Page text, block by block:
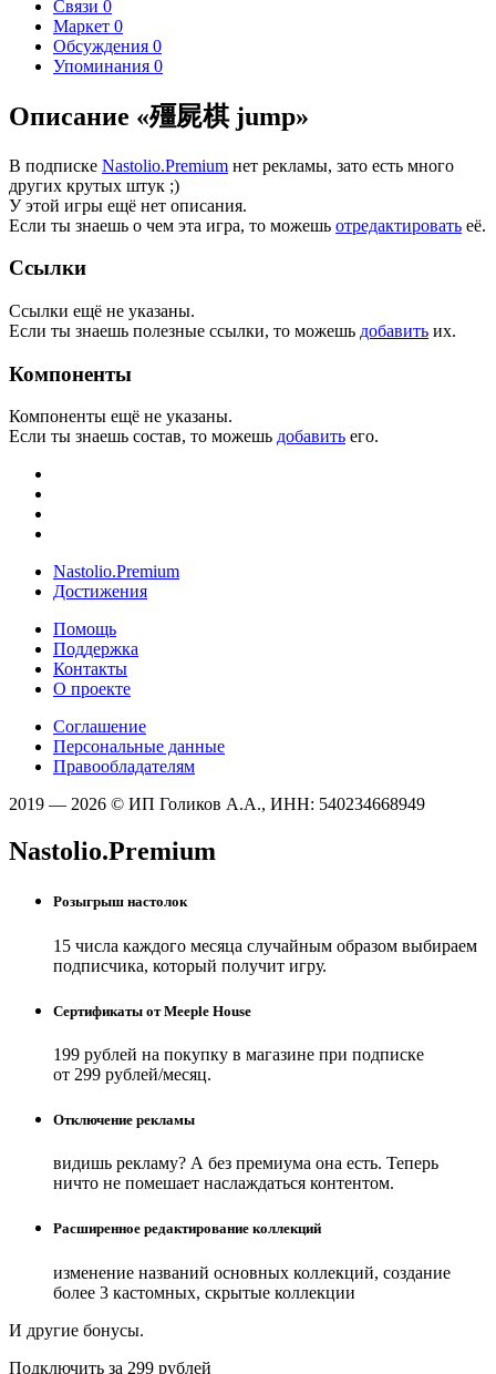
Связи 0
Маркет 0
Обсуждения 0
Упоминания 0
Описание «殭屍棋 jump»
В подписке Nastolio.Premium нет рекламы, зато есть много
других крутых штук ;)
У этой игры ещё нет описания.
Если ты знаешь о чем эта игра, то можешь отредактировать её.
Ссылки
Ссылки ещё не указаны.
Если ты знаешь полезные ссылки, то можешь добавить их.
Компоненты
Компоненты ещё не указаны.
Если ты знаешь состав, то можешь добавить его.
Nastolio.Premium
Достижения
Помощь
Поддержка
Контакты
О проекте
Соглашение
Персональные данные
Правообладателям
2019 — 2026 © ИП Голиков А.А., ИНН: 540234668949
Nastolio.Premium
Розыгрыш настолок
15 числа каждого месяца случайным образом выбираем
подписчика, который получит игру.
Сертификаты от Meeple House
199 рублей на покупку в магазине при подписке
от 299 рублей/месяц.
Отключение рекламы
видишь рекламу? А без премиума она есть. Теперь
ничто не помешает наслаждаться контентом.
Расширенное редактирование коллекций
изменение названий основных коллекций, создание
более 3 кастомных, скрытые коллекции
И другие бонусы.
Подключить за 299 рублей